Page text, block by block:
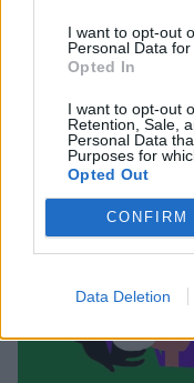
I want to opt-out
Personal Data for
Opted In
I want to opt-out
Retention, Sale,
Personal Data
Purposes for
Opted Out
CONFIRM
Data Deletion
festival montpellier,
Montpellier